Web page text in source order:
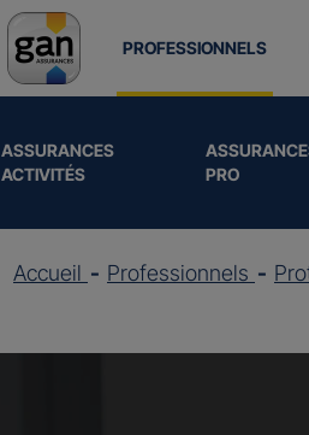
PROFESSIONNELS
ASSURANCES
ACTIVITÉS
PRO
Accueil Professionnels